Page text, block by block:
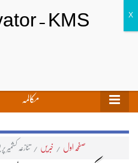
مکالمہ
صفحہ اول / خبریں / تنازعہ